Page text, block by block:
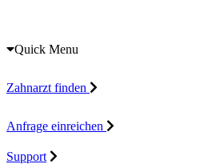
Quick Menu
Zahnarzt finden
Anfrage einreichen
Support